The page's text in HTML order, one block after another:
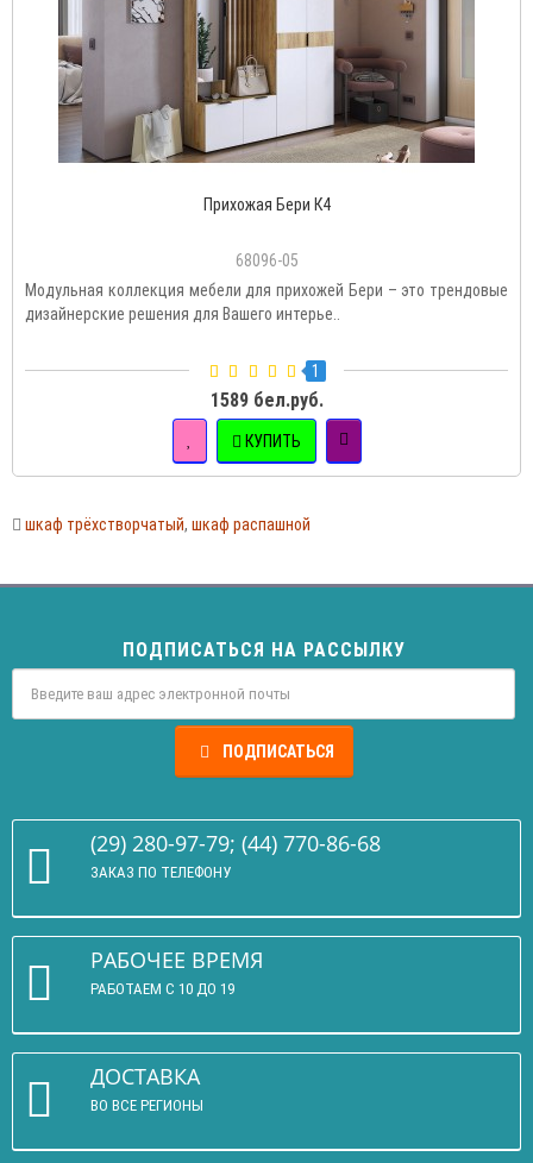
Прихожая Бери К4
68096-05
Модульная коллекция мебели для прихожей Бери – это трендовые
дизайнерские решения для Вашего интерье..
1
1589 бел.руб.
КУПИТЬ
шкаф трёхстворчатый, шкаф распашной
ПОДПИСАТЬСЯ НА РАССЫЛКУ
ПОДПИСАТЬСЯ
(29) 280-97-79; (44) 770-86-68
ЗАКАЗ ПО ТЕЛЕФОНУ
РАБОЧЕЕ ВРЕМЯ
РАБОТАЕМ С 10 ДО 19
ДОСТАВКА
ВО ВСЕ РЕГИОНЫ